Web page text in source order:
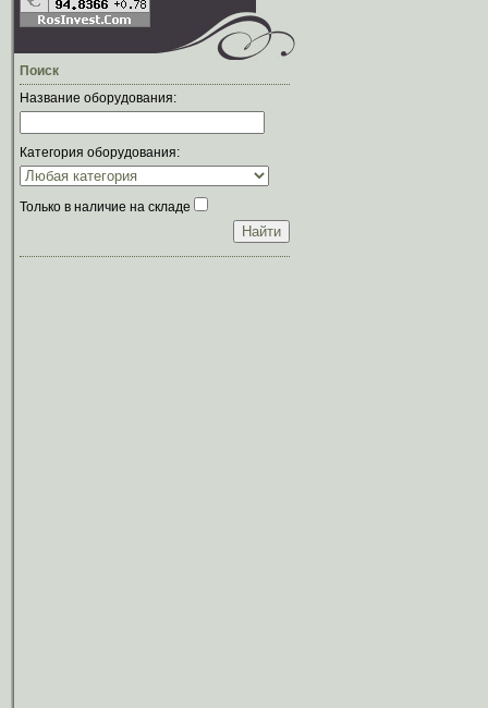
Поиск
Название оборудования:
Категория оборудования:
Только в наличие на складе